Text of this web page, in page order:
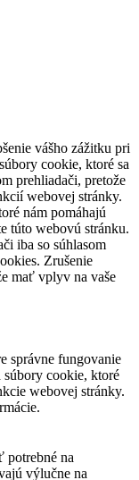
vášho zážitku pri
cookie, ktoré sa
prehliadači, pretože
webovej stránky.
nám pomáhajú
túto webovú stránku.
iba so súhlasom
Zrušenie
mať vplyv na vaše
správne fungovanie
súbory cookie, ktoré
webovej stránky.
na
výlučne na